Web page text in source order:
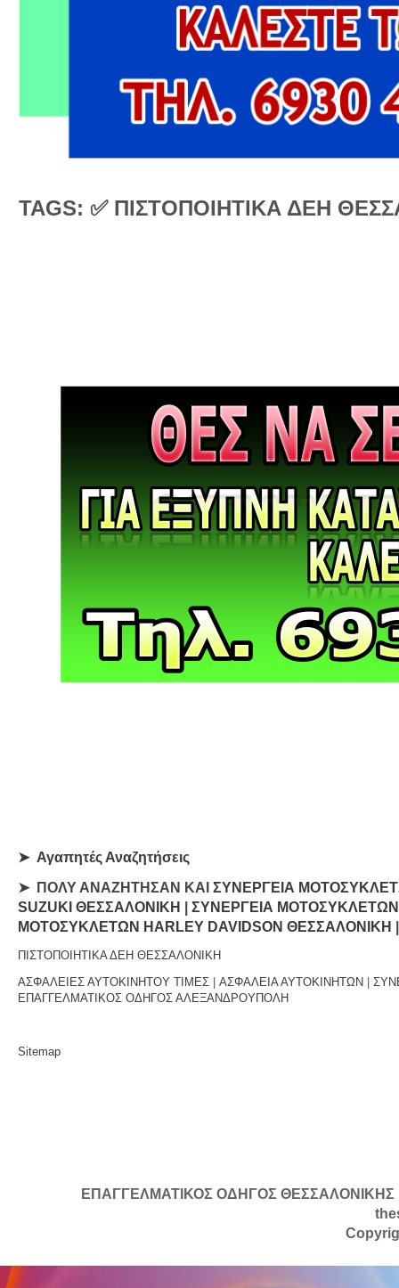
TAGS: ✅ ΠΙΣΤΟΠΟΙΗΤΙΚΑ ΔΕΗ
➤ Αγαπητές Αναζητήσεις
➤ ΠΟΛΥ ΑΝΑΖΗΤΗΣΑΝ ΚΑΙ ΣΥΝΕΡΓΕΙΑ
SUZUKI ΘΕΣΣΑΛΟΝΙΚΗ
ΣΥΝΕΡΓΕΙΑ ΜΟΤΟΣΥΚΛΕΤΩΝ
ΜΟΤΟΣΥΚΛΕΤΩΝ HARLEY DAVIDSON ΘΕΣΣΑΛΟΝΙΚΗ
ΠΙΣΤΟΠΟΙΗΤΙΚΑ ΔΕΗ ΘΕΣΣΑΛΟΝΙΚΗ
ΑΣΦΑΛΕΙΕΣ ΑΥΤΟΚΙΝΗΤΟΥ ΤΙΜΕΣ
ΑΣΦΑΛΕΙΑ ΑΥΤΟΚΙΝΗΤΩΝ
ΕΠΑΓΓΕΛΜΑΤΙΚΟΣ ΟΔΗΓΟΣ ΑΛΕΞΑΝΔΡΟΥΠΟΛΗ
Sitemap
ΕΠΑΓΓΕΛΜΑΤΙΚΟΣ ΟΔΗΓΟΣ ΘΕΣΣΑΛΟΝΙΚΗΣ